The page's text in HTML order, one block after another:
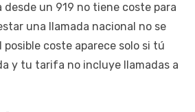
desde un 919 no tiene coste para
una llamada nacional no se
posible coste aparece solo si tú
y tu tarifa no incluye llamadas a